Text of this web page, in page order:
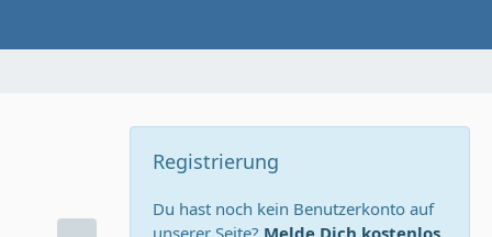
Registrierung
Du hast noch kein Benutzerkonto auf